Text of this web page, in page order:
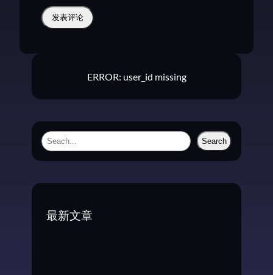
ERROR: user_id missing
S
Search
最新文章